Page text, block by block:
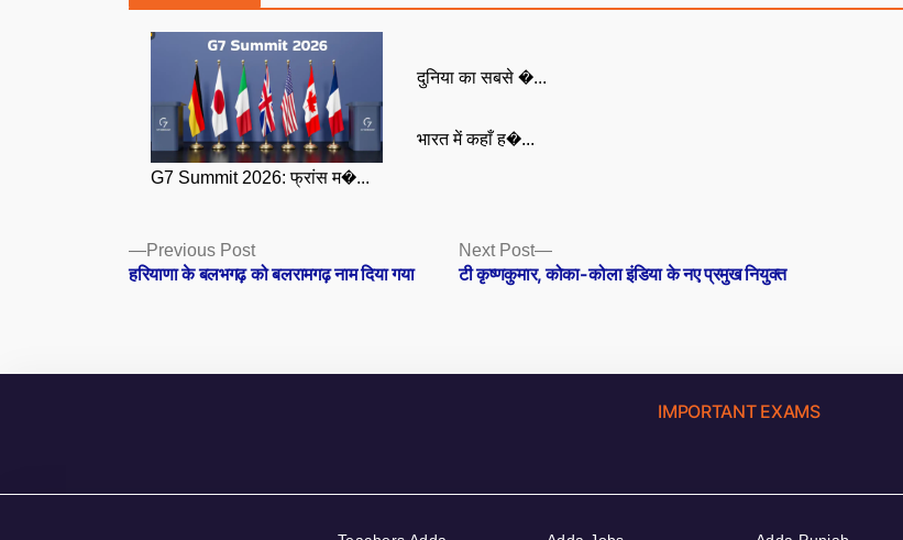
G7 Summit 2026: फ्रांस म�...
दुनिया का सबसे �...
भारत में कहाँ ह�...
Posts
navigation
Previous PostPrevious
post:
हरियाणा के बलभगढ़ को बलरामगढ़ नाम दिया गया
Next Post
Next
post:
टी कृष्णकुमार, कोका-कोला इंडिया के नए प्रमुख नियुक्त
IMPORTANT EXAMS